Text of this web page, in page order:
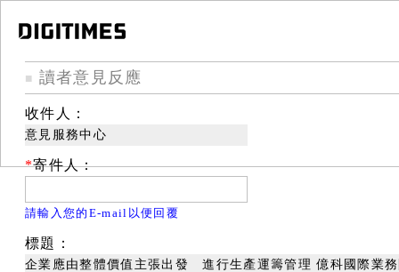
■ 讀者意見反應
收件人：
意見服務中心
*寄件人：
請輸入您的E-mail以便回覆
標題：
企業應由整體價值主張出發 進行生產運籌管理 億科國際業